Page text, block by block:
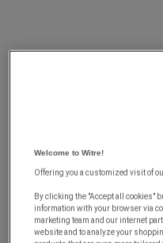
Welcome to Witre!
Offering you a customized visit of
By clicking the "Accept all cookies"
information with your browser via
marketing team and our internet
website and to analyze your